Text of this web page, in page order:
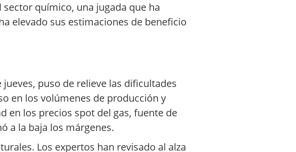
químico, una jugada que ha
elevado sus estimaciones de beneficio
puso de relieve las dificultades
en los volúmenes de producción y
en los precios spot del gas, fuente de
a la baja los márgenes.
Los expertos han revisado al alza